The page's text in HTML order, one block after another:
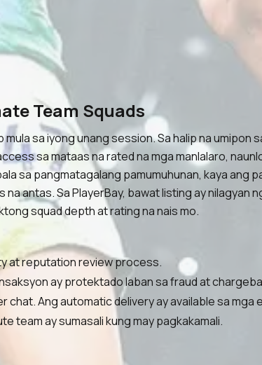
Team Squads
sa iyong unang session. Sa halip na umipon
sa mataas na rated na mga manlalaro,
sa pangmatagalang pamumuhunan, kaya ang
antas. Sa PlayerBay, bawat listing ay nilagyan
squad depth at rating na nais mo.
at reputation review process.
ay protektado laban sa fraud at
Ang automatic delivery ay available sa mga
team ay sumasali kung may pagkakamali.